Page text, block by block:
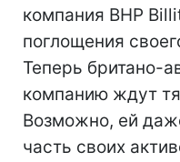
компания BHP
поглощения
Теперь британо-
компанию ждут
Возможно, ей
часть своих